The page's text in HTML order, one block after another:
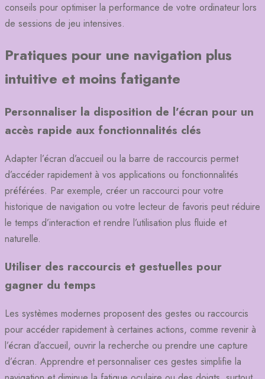
conseils pour optimiser la performance de votre ordinateur lors
de sessions de jeu intensives.
Pratiques pour une navigation plus
intuitive et moins fatigante
Personnaliser la disposition de l’écran pour un
accès rapide aux fonctionnalités clés
Adapter l’écran d’accueil ou la barre de raccourcis permet
d’accéder rapidement à vos applications ou fonctionnalités
préférées. Par exemple, créer un raccourci pour votre
historique de navigation ou votre lecteur de favoris peut réduire
le temps d’interaction et rendre l’utilisation plus fluide et
naturelle.
Utiliser des raccourcis et gestuelles pour
gagner du temps
Les systèmes modernes proposent des gestes ou raccourcis
pour accéder rapidement à certaines actions, comme revenir à
l’écran d’accueil, ouvrir la recherche ou prendre une capture
d’écran. Apprendre et personnaliser ces gestes simplifie la